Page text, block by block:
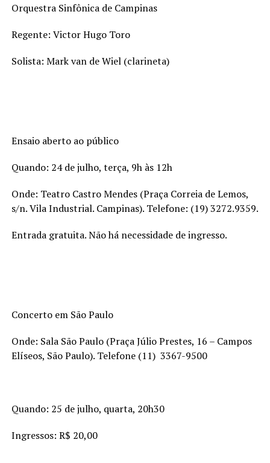
Orquestra Sinfônica de Campinas
Regente: Victor Hugo Toro
Solista: Mark van de Wiel (clarineta)
Ensaio aberto ao público
Quando: 24 de julho, terça, 9h às 12h
Onde: Teatro Castro Mendes (Praça Correia de Lemos,
s/n. Vila Industrial. Campinas). Telefone: (19) 3272.9359.
Entrada gratuita. Não há necessidade de ingresso.
Concerto em São Paulo
Onde: Sala São Paulo (Praça Júlio Prestes, 16 – Campos
Elíseos, São Paulo). Telefone (11) 3367-9500
Quando: 25 de julho, quarta, 20h30
Ingressos: R$ 20,00